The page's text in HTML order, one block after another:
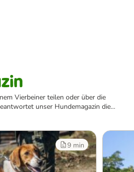
Vierbeiner teilen oder über die
unser Hundemagazin die
Hund.
9 min